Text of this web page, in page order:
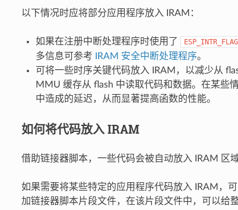
以下情况时应将部分应用程序放入 IRAM：
如果在注册中断处理程序时使用了
多信息可参考
IRAM 安全中断处理程序。
可将一些时序关键代码放入 IRAM，以减少从
MMU 缓存从 flash 中读取代码和数据。在某些
中造成的延迟，从而显著提高函数的性能。
如何将代码放入 IRAM
借助链接器脚本，一些代码会被自动放入 IRAM 区域
如果需要将某些特定的应用程序代码放入 IRAM，可
加链接器脚本片段文件，在该片段文件中，可以给